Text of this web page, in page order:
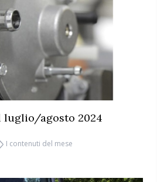
luglio/agosto 2024
I contenuti del mese